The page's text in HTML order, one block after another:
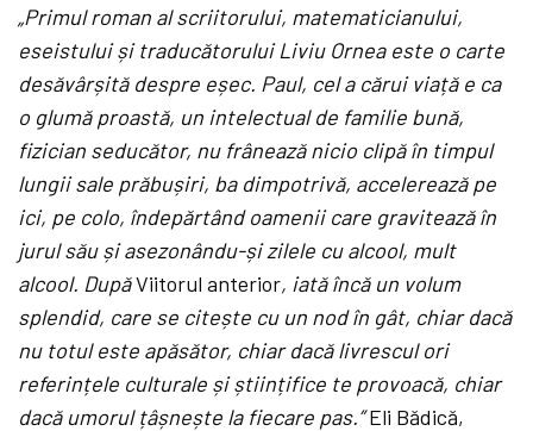
„Primul roman al scriitorului, matematicianului,
eseistului și traducătorului Liviu Ornea este o carte
desăvârșită despre eșec. Paul, cel a cărui viață e ca
o glumă proastă, un intelectual de familie bună,
fizician seducător, nu frânează nicio clipă în timpul
lungii sale prăbușiri, ba dimpotrivă, accelerează pe
ici, pe colo, îndepărtând oamenii care gravitează în
jurul său și asezonându-și zilele cu alcool, mult
alcool. DupăViitorul anterior, iată încă un volum
splendid, care se citește cu un nod în gât, chiar dacă
nu totul este apăsător, chiar dacă livrescul ori
referințele culturale și științifice te provoacă, chiar
dacă umorul țâșnește la fiecare pas.”Eli Bădică,